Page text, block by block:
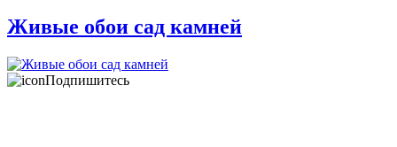
Живые обои сад камней
Подпишитесь